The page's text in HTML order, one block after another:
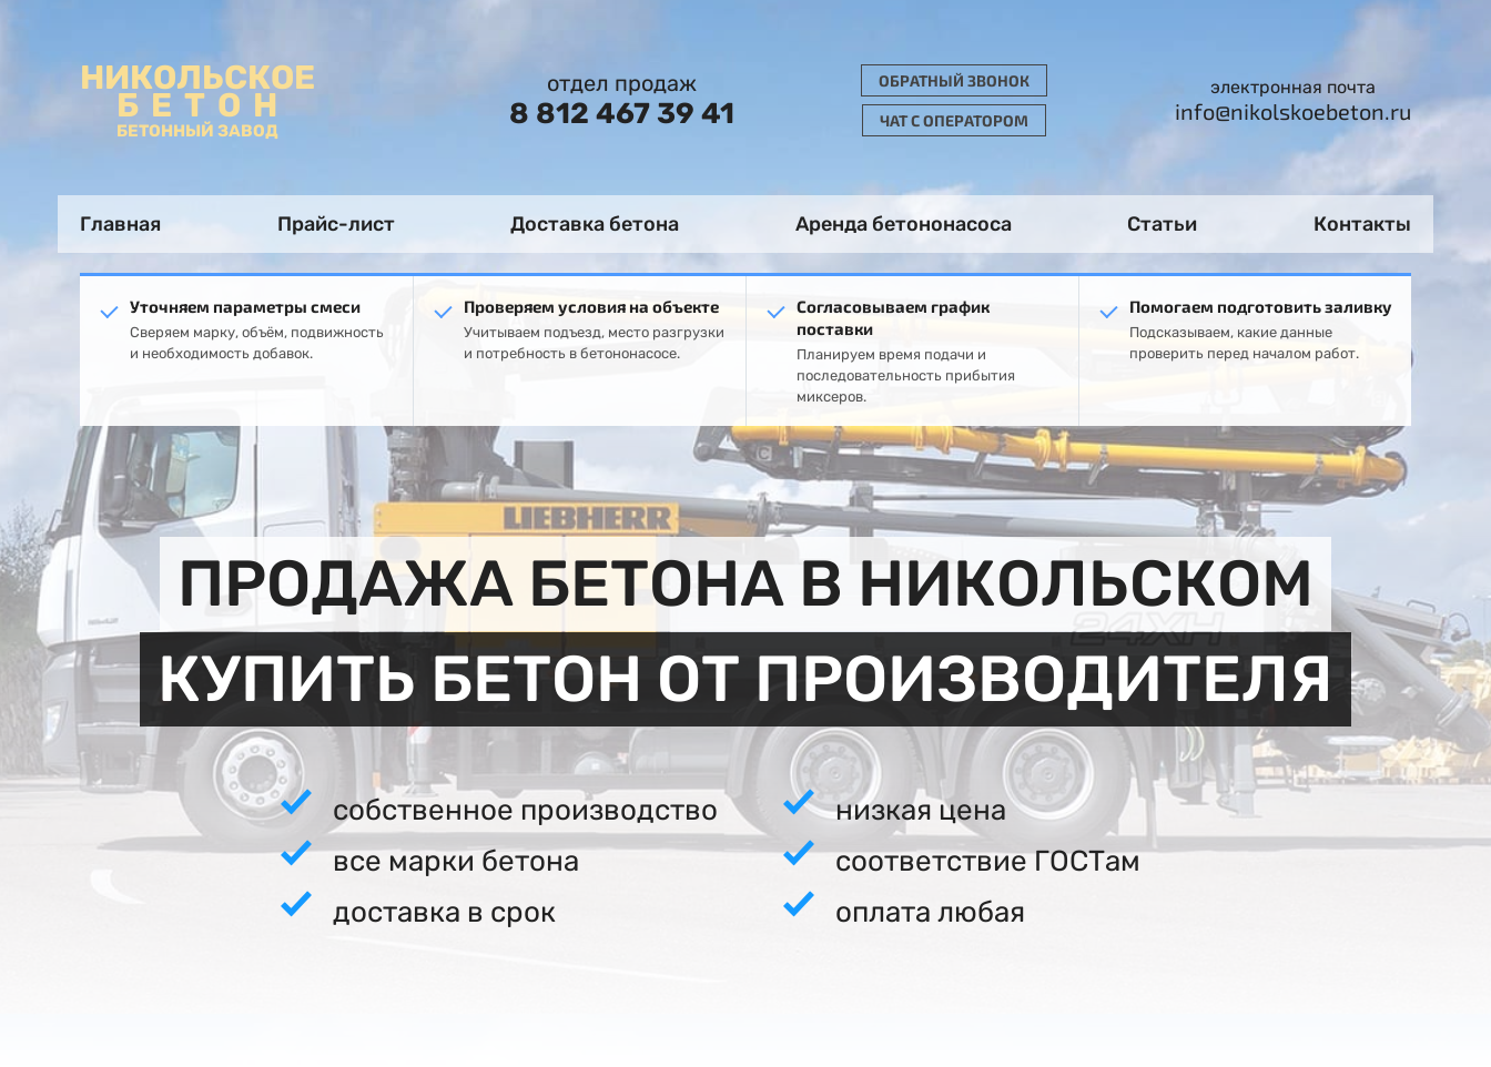
НИКОЛЬСКОЕ
БЕТОН
БЕТОННЫЙ ЗАВОД
отдел продаж
8 812 467 39 41
ОБРАТНЫЙ ЗВОНОК
ЧАТ С ОПЕРАТОРОМ
электронная почта
info@nikolskoebeton.ru
Главная Прайс-лист Доставка бетона Аренда бетононасоса Статьи Контакты
Уточняем параметры смеси
Сверяем марку, объём, подвижность
и необходимость добавок.
Проверяем условия на объекте
Учитываем подъезд, место разгрузки
и потребность в бетононасосе.
Согласовываем график
поставки
Планируем время подачи и
последовательность прибытия
миксеров.
Помогаем подготовить заливку
Подсказываем, какие данные
проверить перед началом работ.
ПРОДАЖА БЕТОНА В НИКОЛЬСКОМ
КУПИТЬ БЕТОН ОТ ПРОИЗВОДИТЕЛЯ
собственное производство
низкая цена
все марки бетона
соответствие ГОСТам
доставка в срок
оплата любая